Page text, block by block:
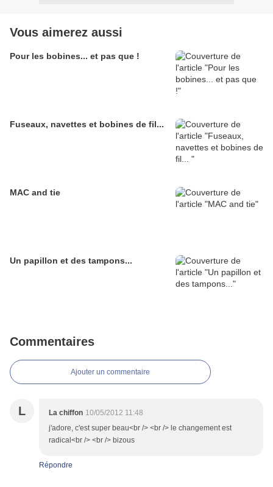
Vous aimerez aussi
Pour les bobines... et pas que !
Fuseaux, navettes et bobines de fil...
MAC and tie
Un papillon et des tampons...
Commentaires
Ajouter un commentaire
L La chiffon 10/05/2012 11:48
j'adore, c'est super beau<br /> <br /> le changement est
radical<br /> <br /> bizous
Répondre